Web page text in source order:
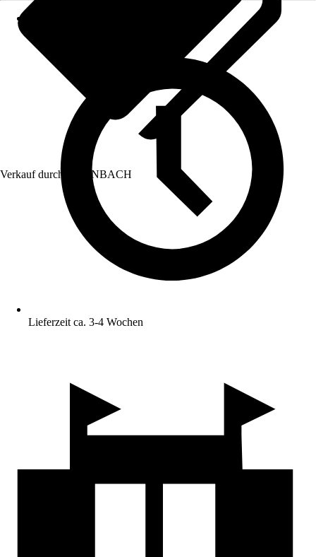
Verkauf durch: HORNBACH
Lieferzeit ca. 3-4 Wochen